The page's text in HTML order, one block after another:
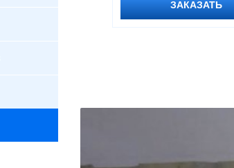
ЗАКАЗАТЬ